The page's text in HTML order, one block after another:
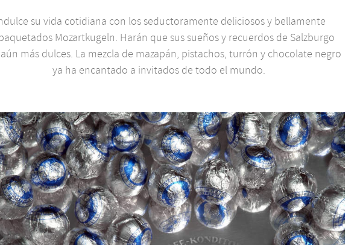
su vida cotidiana con los seductoramente deliciosos y bellamente
Mozartkugeln. Harán que sus sueños y recuerdos de Salzburgo
más dulces. La mezcla de mazapán, pistachos, turrón y chocolate negro
ya ha encantado a invitados de todo el mundo.